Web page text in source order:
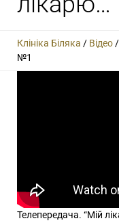
Клініка Біляка / Відео/
№1
Телепередача. “Мій